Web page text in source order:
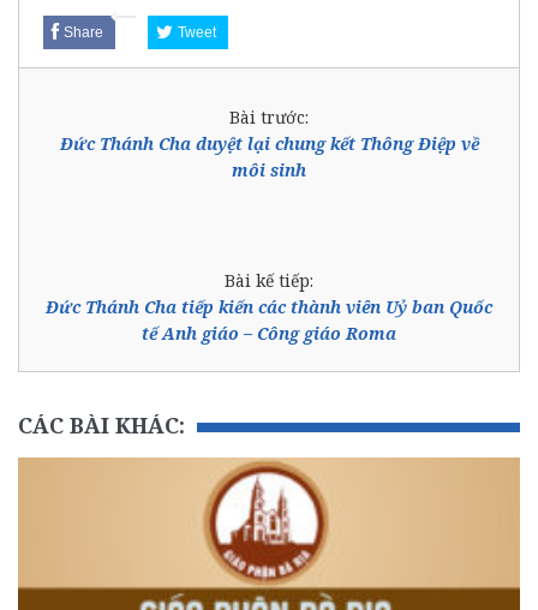
Share Tweet
Bài trước:
Đức Thánh Cha duyệt lại chung kết Thông Điệp về
môi sinh
Bài kế tiếp:
Đức Thánh Cha tiếp kiến các thành viên Uỷ ban Quốc
tế Anh giáo – Công giáo Roma
CÁC BÀI KHÁC: